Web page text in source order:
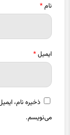
نام*
ایمیل*
ذخیره نام،
می‌نویسم.